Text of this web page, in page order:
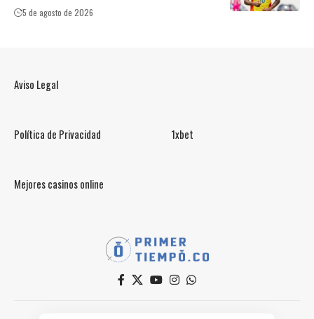
5 de agosto de 2026
Aviso Legal
Política de Privacidad 1xbet
Mejores casinos online